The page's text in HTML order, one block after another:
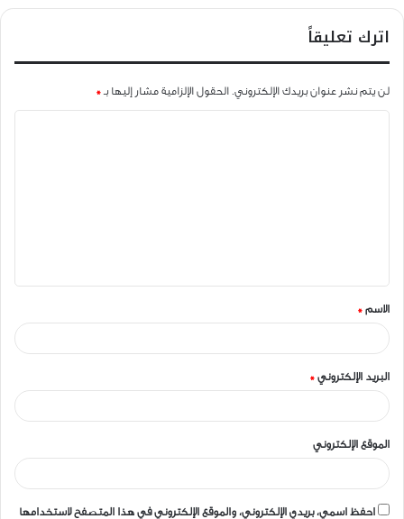
اترك تعليقاً
لن يتم نشر عنوان بريدك الإلكتروني. الحقول الإلزامية مشار إليها بـ *
ق
*
الاسم *
البريد الإلكتروني *
الموقع الإلكتروني
احفظ اسمي، بريدي الإلكتروني، والموقع الإلكتروني في هذا المتصفح لاستخدامها